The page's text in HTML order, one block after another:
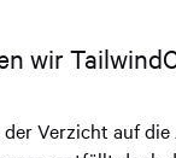
wir
Verzicht auf